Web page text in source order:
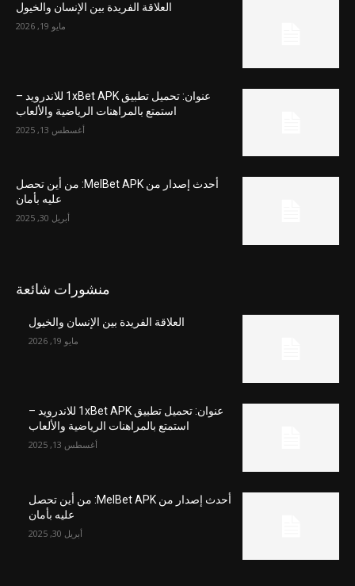
العلاقة الفريدة بين الإنسان والخيول
مايو 19, 2026
عنوان: تحميل تطبيق 1xBet APK للاندرويد –
استمتع بالمراهنات الرياضية والألعاب
أغسطس 13, 2025
أحدث إصدار من MelBet APK: من أين تحصل
عليه بأمان
أبريل 30, 2025
منشورات شائعة
العلاقة الفريدة بين الإنسان والخيول
مايو 19, 2026
عنوان: تحميل تطبيق 1xBet APK للاندرويد –
استمتع بالمراهنات الرياضية والألعاب
أغسطس 13, 2025
أحدث إصدار من MelBet APK: من أين تحصل
عليه بأمان
أبريل 30, 2025